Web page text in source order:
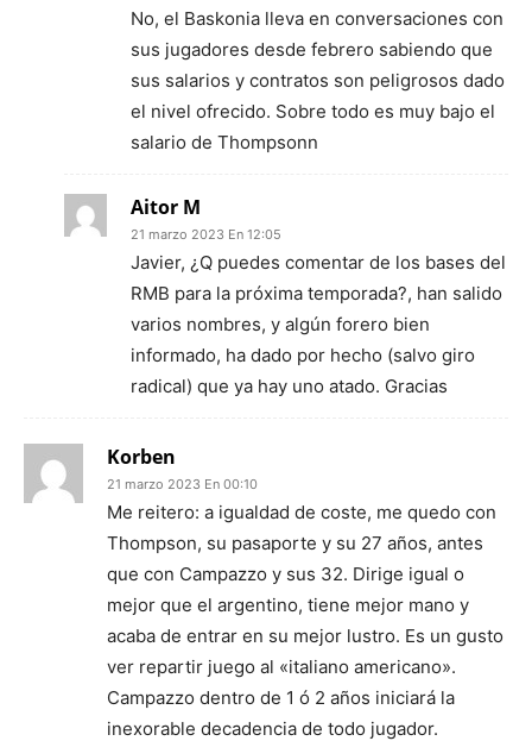
No, el Baskonia lleva en conversaciones con
sus jugadores desde febrero sabiendo que
sus salarios y contratos son peligrosos dado
el nivel ofrecido. Sobre todo es muy bajo el
salario de Thompsonn
Aitor M
21 marzo 2023 En 12:05
Javier, ¿Q puedes comentar de los bases del
RMB para la próxima temporada?, han salido
varios nombres, y algún forero bien
informado, ha dado por hecho (salvo giro
radical) que ya hay uno atado. Gracias
Korben
21 marzo 2023 En 00:10
Me reitero: a igualdad de coste, me quedo con
Thompson, su pasaporte y su 27 años, antes
que con Campazzo y sus 32. Dirige igual o
mejor que el argentino, tiene mejor mano y
acaba de entrar en su mejor lustro. Es un gusto
ver repartir juego al «italiano americano».
Campazzo dentro de 1 ó 2 años iniciará la
inexorable decadencia de todo jugador.